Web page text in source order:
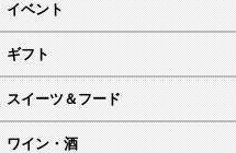
イベント
ギフト
スイーツ＆フード
ワイン・酒